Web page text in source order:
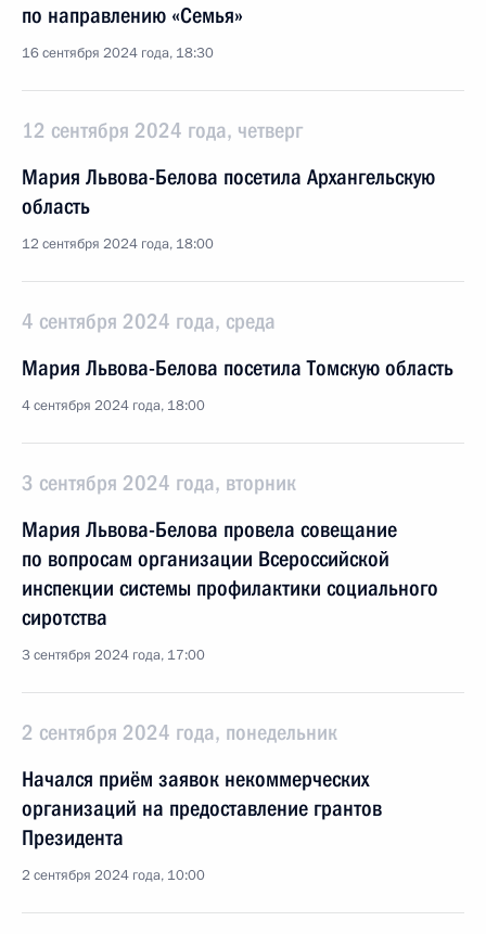
по направлению «Семья»
16 сентября 2024 года, 18:30
12 сентября 2024 года, четверг
Мария Львова-Белова посетила Архангельскую
область
12 сентября 2024 года, 18:00
4 сентября 2024 года, среда
Мария Львова-Белова посетила Томскую область
4 сентября 2024 года, 18:00
3 сентября 2024 года, вторник
Мария Львова-Белова провела совещание
по вопросам организации Всероссийской
инспекции системы профилактики социального
сиротства
3 сентября 2024 года, 17:00
2 сентября 2024 года, понедельник
Начался приём заявок некоммерческих
организаций на предоставление грантов
Президента
2 сентября 2024 года, 10:00